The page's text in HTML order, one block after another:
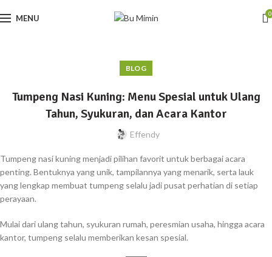
MENU 0
BLOG
Tumpeng Nasi Kuning: Menu Spesial untuk Ulang
Tahun, Syukuran, dan Acara Kantor
Effendy
Tumpeng nasi kuning menjadi pilihan favorit untuk berbagai acara
penting. Bentuknya yang unik, tampilannya yang menarik, serta lauk
yang lengkap membuat tumpeng selalu jadi pusat perhatian di setiap
perayaan.
Mulai dari ulang tahun, syukuran rumah, peresmian usaha, hingga acara
kantor, tumpeng selalu memberikan kesan spesial.